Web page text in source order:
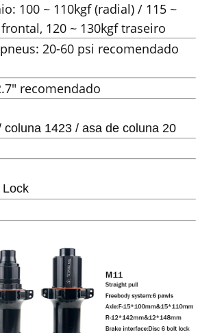
100 ~ 110kgf (radial) / 115 ~
120 ~ 130kgf traseiro
20-60 psi recomendado
recomendado
coluna 1423 / asa de coluna 20
Lock